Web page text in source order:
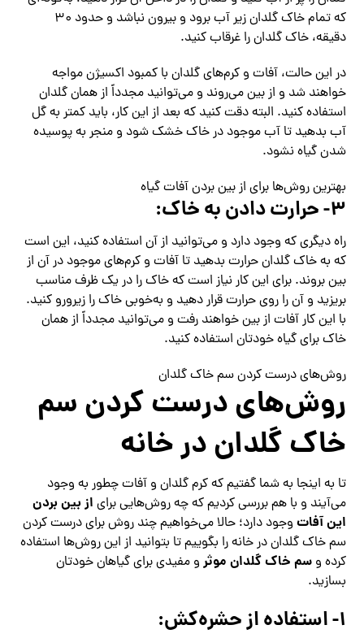
که تمام خاک گلدان زیر آب برود و بیرون نباشد و حدود ۳۰
دقیقه، خاک گلدان را غرقاب کنید.
در این حالت، آفات و کرم‌های گلدان با کمبود اکسیژن مواجه
خواهند شد و از بین می‌روند و می‌توانید مجدداً از همان گلدان
استفاده کنید. البته دقت کنید که بعد از این کار، باید کمتر به گل
آب بدهید تا آب موجود در خاک خشک شود و منجر به پوسیده‌
شدن گیاه نشود.
بهترین روش‌ها برای از بین بردن آفات گیاه
۳- حرارت دادن به خاک:
راه دیگری که وجود دارد و می‌توانید از آن استفاده کنید، این است
که به خاک گلدان حرارت بدهید تا آفات و کرم‌های موجود در آن از
بین بروند. برای این کار نیاز است که خاک را در یک ظرف مناسب
بریزید و آن را روی حرارت قرار دهید و به‌خوبی خاک را زیرورو کنید.
با این کار آفات از بین خواهند رفت و می‌توانید مجدداً از همان
خاک برای گیاه خودتان استفاده کنید.
روش‌های درست کردن سم خاک گلدان
روش‌های درست‌ کردن سم
خاک گلدان در خانه
تا به اینجا به شما گفتیم که کرم گلدان و آفات چطور به وجود
می‌آیند و با هم بررسی کردیم که چه روش‌هایی برای از بین‌ بردن
این آفات وجود دارد؛ حالا می‌خواهیم چند روش برای درست‌ کردن
سم خاک گلدان در خانه را بگوییم تا بتوانید از این روش‌ها استفاده
کرده وسم خاک گلدان موثر و مفیدی برای گیاهان خودتان
بسازید.
۱- استفاده از حشره‌کش: